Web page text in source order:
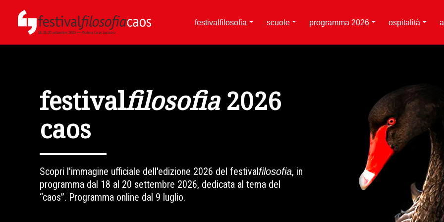
festivalfilosofia scuole programma 2026 ospitalità
festivalfilosofia2026
caos
Scopri l'immagine ufficiale dell'edizione 2026 del festivalfilosofia, in
programma dal 18 al 20 settembre 2026, dedicata al tema del
“caos”. Programma online dal 9 luglio.